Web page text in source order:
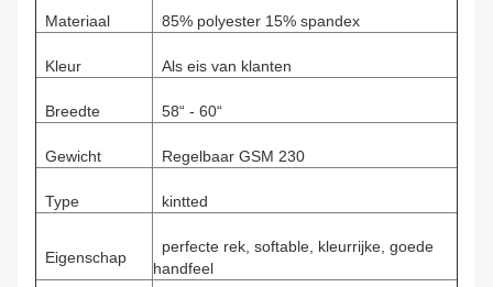
Materiaal 85% polyester 15% spandex
Kleur Als eis van klanten
Breedte 58“ - 60“
Gewicht Regelbaar GSM 230
Type kintted
Eigenschap
perfecte rek, softable, kleurrijke, goede
handfeel